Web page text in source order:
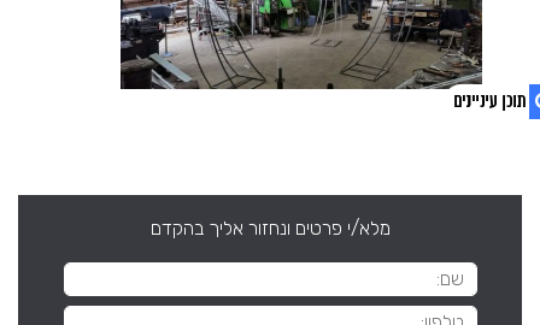
1. פוסטים אחרונים
מלא/י פרטים ונחזור אליך בהקדם